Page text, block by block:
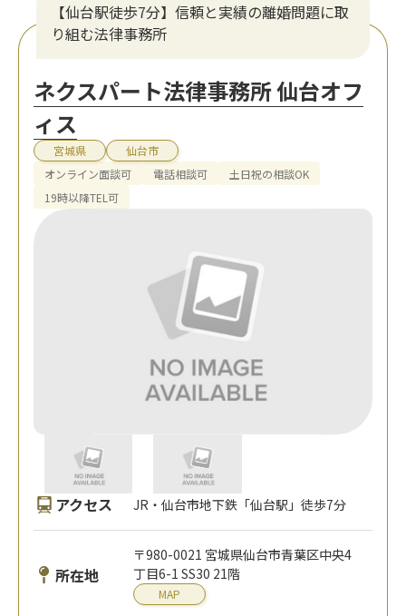
【仙台駅徒歩7分】信頼と実績の離婚問題に取
り組む法律事務所
ネクスパート法律事務所 仙台オフ
ィス
宮城県
仙台市
オンライン面談可
電話相談可
土日祝の相談OK
19時以降TEL可
アクセス JR・仙台市地下鉄「仙台駅」徒歩7分
所在地
〒980-0021 宮城県仙台市青葉区中央4
丁目6-1 SS30 21階
MAP